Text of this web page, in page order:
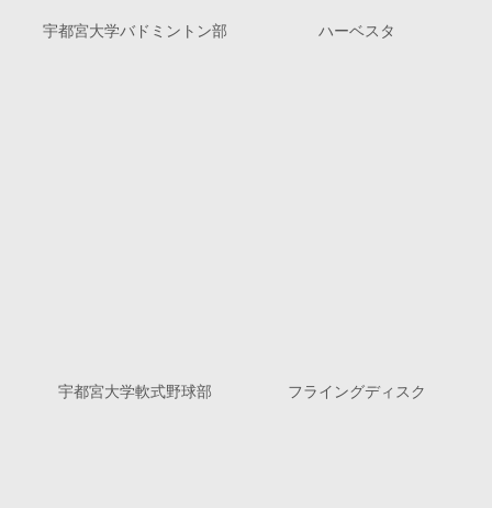
宇都宮大学バドミントン部 ハーベスタ
宇都宮大学軟式野球部 フライングディスク